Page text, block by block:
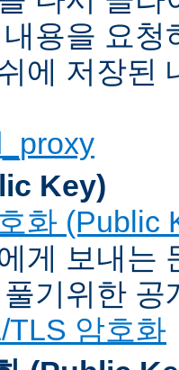
용을 요
에 저장된
Key)
화 (Public
게 보내는
기위한 공
TLS 암호화